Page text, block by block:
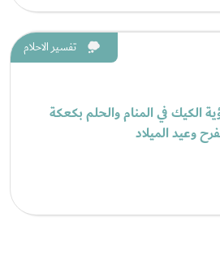
تفسير الاحلام
الكيك في المنام والحلم بكعكة
وعيد الميلاد